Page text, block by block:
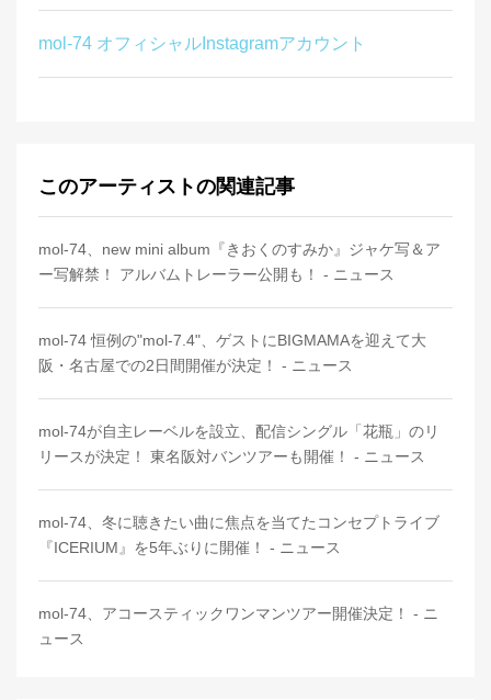
mol-74 オフィシャルInstagramアカウント
このアーティストの関連記事
mol-74、new mini album『きおくのすみか』ジャケ写＆ア
ー写解禁！ アルバムトレーラー公開も！ - ニュース
mol-74 恒例の"mol-7.4"、ゲストにBIGMAMAを迎えて大
阪・名古屋での2日間開催が決定！ - ニュース
mol-74が自主レーベルを設立、配信シングル「花瓶」のリ
リースが決定！ 東名阪対バンツアーも開催！ - ニュース
mol-74、冬に聴きたい曲に焦点を当てたコンセプトライブ
『ICERIUM』を5年ぶりに開催！ - ニュース
mol-74、アコースティックワンマンツアー開催決定！ - ニ
ュース